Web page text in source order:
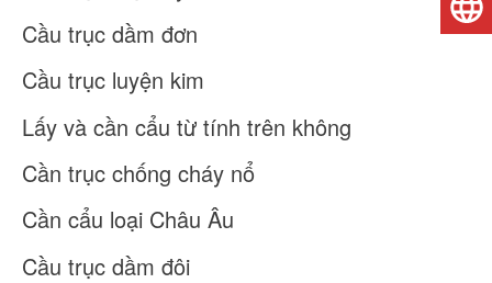
Phụ tùng cần cẩu
Về chúng tôi
Tin tức
Trường hợp
Liên hệ chúng tôi
Cầu trục dầm đơn
Cầu trục luyện kim
Lấy và cần cẩu từ tính trên không
Cần trục chống cháy nổ
Cần cẩu loại Châu Âu
Cầu trục dầm đôi
Tiếng Việt